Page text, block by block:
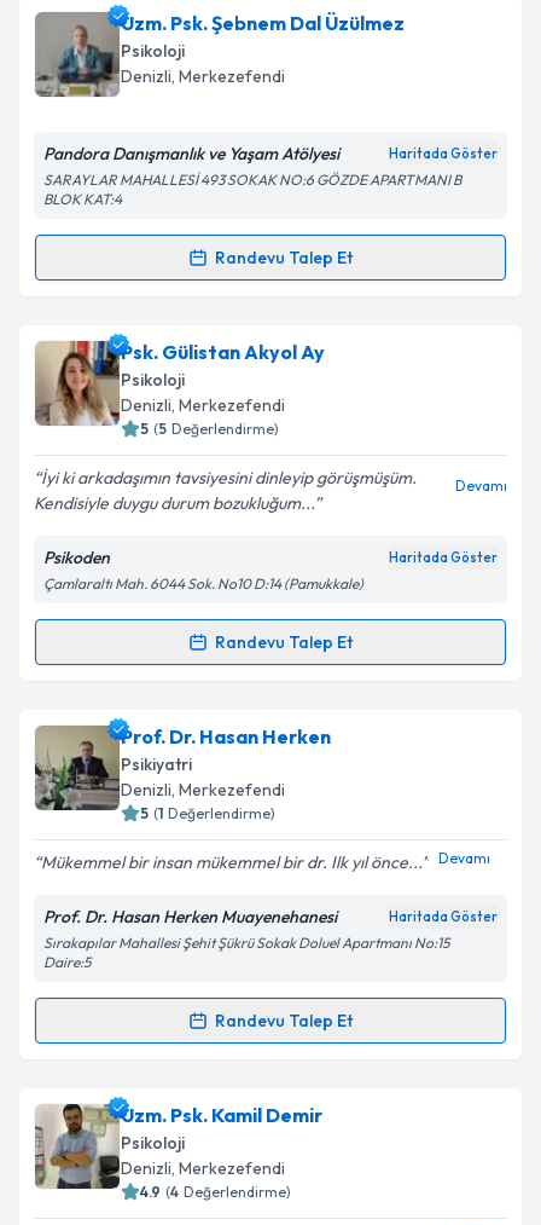
Uzman Aile Danışmanı Nefise Eryılmaz
randevu takvimi talebi oluşturun. Size bu uzmandan
randevu almanız için bir takvim hazırlandığında e-
posta ile bilgilendireceğiz.
Kişisel verilerimin işlenmesine ilişkin
Metni'ni okudum ve kişisel verilerimin belirtilen
Takvim Talebini Gönder
Uzm. Psk. Şebnem Dal Üzülmez
Psikoloji
Denizli, Merkezefendi
Pandora Danışmanlık ve Yaşam Atölyesi Haritada Göster
SARAYLAR MAHALLESİ 493 SOKAK NO:6 GÖZDE APARTMANI B
BLOK KAT:4
Randevu Talep Et
Randevu Takvimi Talebi
Uzm. Psk. Şebnem Dal Üzülmez
takvimi talebi oluşturun. Size bu uzmandan randevu
almanız için bir takvim hazırlandığında e-posta ile
bilgilendireceğiz.
E-posta Adresiniz
Kişisel verilerimin işlenmesine ilişkin
Metni'ni okudum ve kişisel verilerimin belirtilen
kapsamda işlenmesini kabul ediyorum.
Psk. Gülistan Akyol Ay
Psikoloji
Denizli, Merkezefendi
5 (5 Değerlendirme)
İyi ki arkadaşımın tavsiyesini dinleyip görüşmüşüm.
Kendisiyle duygu durum bozukluğum...
Devamı
Psikoden Haritada Göster
Çamlaraltı Mah. 6044 Sok. No10 D:14 (Pamukkale)
Randevu Talep Et
Randevu Takvimi Talebi
Psk. Gülistan Akyol Ay için randevu takvimi talebi
oluşturun. Size bu uzmandan randevu almanız için bir
takvim hazırlandığında e-posta ile bilgilendireceğiz.
Kişisel verilerimin işlenmesine ilişkinAydınlatma
kapsamda işlenmesini kabul ediyorum.
Prof. Dr. Hasan Herken
Psikiyatri
Denizli, Merkezefendi
5 (1 Değerlendirme)
Mükemmel bir insan mükemmel bir dr. Ilk yıl önce... Devamı
Prof. Dr. Hasan Herken Muayenehanesi Haritada Göster
Sırakapılar Mahallesi Şehit Şükrü Sokak Doluel Apartmanı No:15
Daire:5
Randevu Talep Et
Randevu Takvimi Talebi
Prof. Dr. Hasan Herkeniçin randevu takvimi talebi
oluşturun. Size bu uzmandan randevu almanız için bir
takvim hazırlandığında e-posta ile bilgilendireceğiz.
Uzm. Psk. Kamil Demir
Psikoloji
Denizli, Merkezefendi
4.9 (4 Değerlendirme)